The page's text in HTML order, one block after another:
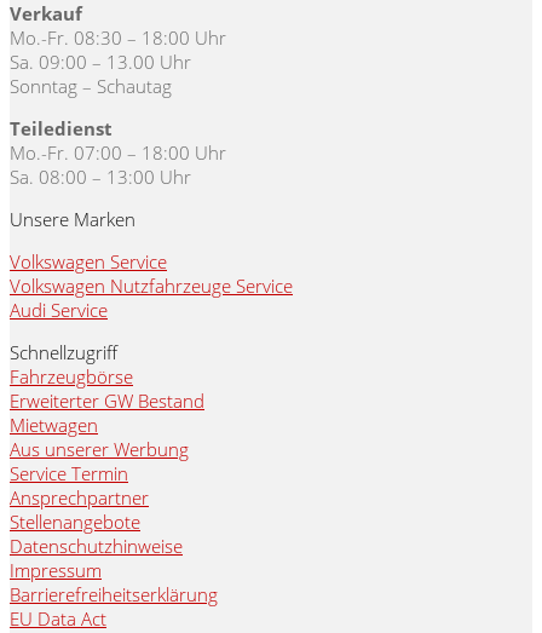
Verkauf
Mo.-Fr. 08:30 – 18:00 Uhr
Sa. 09:00 – 13.00 Uhr
Sonntag – Schautag
Teiledienst
Mo.-Fr. 07:00 – 18:00 Uhr
Sa. 08:00 – 13:00 Uhr
Unsere Marken
Volkswagen Service
Volkswagen Nutzfahrzeuge Service
Audi Service
Schnellzugriff
Fahrzeugbörse
Erweiterter GW Bestand
Mietwagen
Aus unserer Werbung
Service Termin
Ansprechpartner
Stellenangebote
Datenschutzhinweise
Impressum
Barrierefreiheitserklärung
EU Data Act